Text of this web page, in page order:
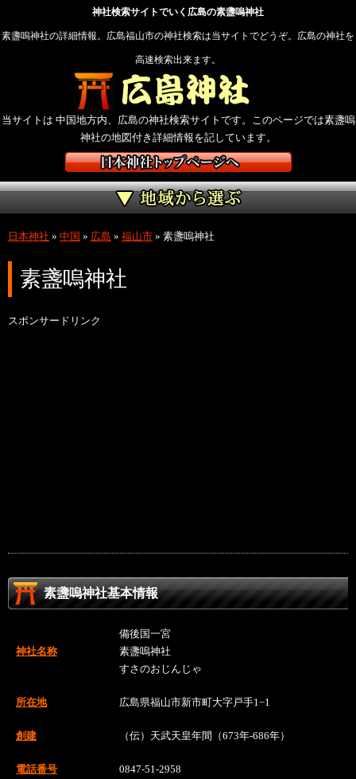
神社検索サイトでいく広島の素盞嗚神社
素盞嗚神社の詳細情報。広島福山市の神社検索は当サイトでどうぞ。広島の神社を
高速検索出来ます。
当サイトは 中国地方内、広島の神社検索サイトです。このページでは素盞嗚
神社の地図付き詳細情報を記しています。
日本神社 » 中国 » 広島 » 福山市 » 素盞嗚神社
素盞嗚神社
スポンサードリンク
素盞嗚神社基本情報
神社名称
備後国一宮
素盞嗚神社
すさのおじんじゃ
所在地 広島県福山市新市町大字戸手1−1
創建 （伝）天武天皇年間（673年-686年）
電話番号 0847-51-2958